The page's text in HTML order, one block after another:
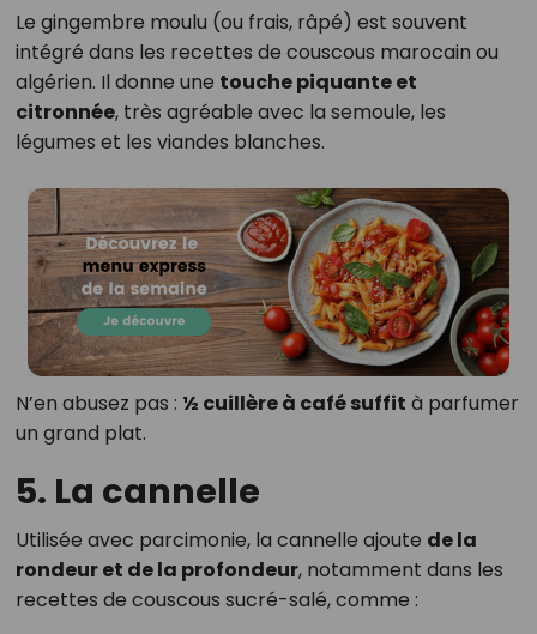
Le gingembre moulu (ou frais, râpé) est souvent
intégré dans les recettes de couscous marocain ou
algérien. Il donne une touche piquante et
citronnée, très agréable avec la semoule, les
légumes et les viandes blanches.
N’en abusez pas : ½ cuillère à café suffit à parfumer
un grand plat.
5. La cannelle
Utilisée avec parcimonie, la cannelle ajoute de la
rondeur et de la profondeur, notamment dans les
recettes de couscous sucré-salé, comme :